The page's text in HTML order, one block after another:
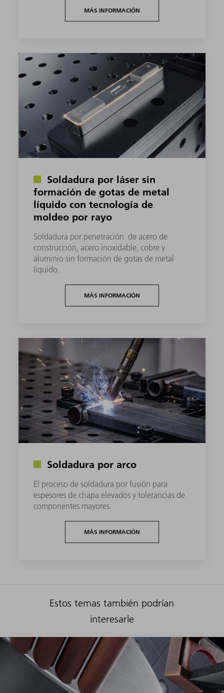
MÁS INFORMACIÓN
Soldadura por láser sin
formación de gotas de metal
líquido con tecnología de
moldeo por rayo
Soldadura por penetración de acero de
construcción, acero inoxidable, cobre y
aluminio sin formación de gotas de metal
líquido.
MÁS INFORMACIÓN
Soldadura por arco
El proceso de soldadura por fusión para
espesores de chapa elevados y tolerancias de
componentes mayores.
MÁS INFORMACIÓN
Estos temas también podrían
interesarle